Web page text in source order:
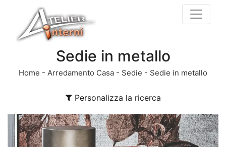
Sedie in metallo
Home - Arredamento Casa - Sedie - Sedie in metallo
Personalizza la ricerca